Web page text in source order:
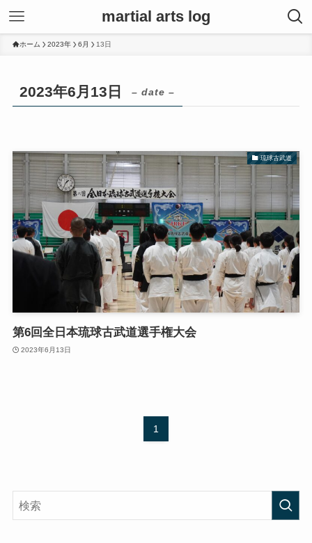
martial arts log
ホーム 2023年 6月 13日
2023年6月13日 – date –
琉球古武道
第6回全日本琉球古武道選手権大会
2023年6月13日
1